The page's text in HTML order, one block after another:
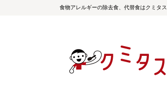
食物アレルギーの除去食、代替食はクミタス